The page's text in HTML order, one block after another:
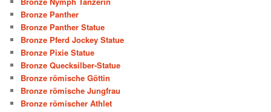
Bronze Panther
Bronze Panther Statue
Bronze Pferd Jockey Statue
Bronze Pixie Statue
Bronze Quecksilber-Statue
Bronze römische Göttin
Bronze römische Jungfrau
Bronze römischer Athlet